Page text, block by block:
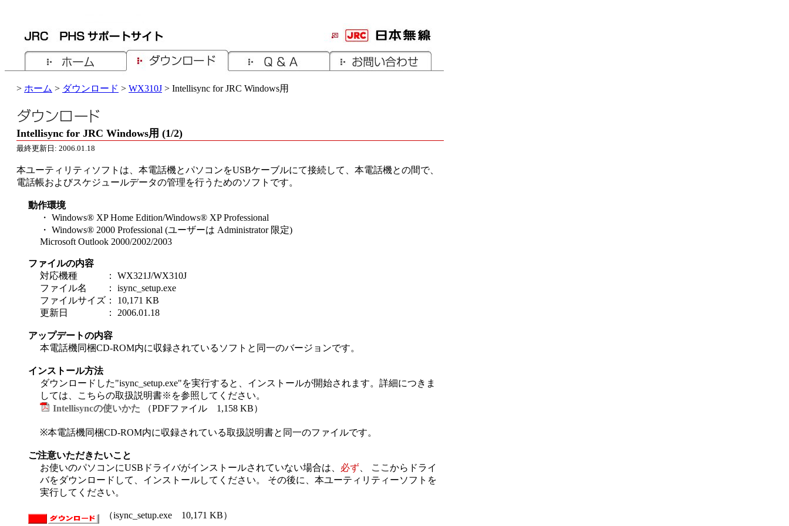
> ホーム > ダウンロード > WX310J > Intellisync for JRC Windows用
Intellisync for JRC Windows用 (1/2)
最終更新日: 2006.01.18
本ユーティリティソフトは、本電話機とパソコンをUSBケーブルにて接続して、本電話機との間で、
電話帳およびスケジュールデータの管理を行うためのソフトです。
動作環境
・ Windows® XP Home Edition/Windows® XP Professional
・ Windows® 2000 Professional (ユーザーは Administrator 限定)
Microsoft Outlook 2000/2002/2003
ファイルの内容
対応機種
： WX321J/WX310J
ファイル名
： isync_setup.exe
ファイルサイズ ： 10,171 KB
更新日
： 2006.01.18
アップデートの内容
本電話機同梱CD-ROM内に収録されているソフトと同一のバージョンです。
インストール方法
ダウンロードした"isync_setup.exe"を実行すると、インストールが開始されます。詳細につきま
しては、こちらの取扱説明書※を参照してください。
Intellisyncの使いかた （PDFファイル 1,158 KB）
※本電話機同梱CD-ROM内に収録されている取扱説明書と同一のファイルです。
ご注意いただきたいこと
お使いのパソコンにUSBドライバがインストールされていない場合は、 必ず ここ からドライ
バをダウンロードして、インストールしてください。 その後に、本ユーティリティーソフトを
実行してください。
（isync_setup.exe 10,171 KB）